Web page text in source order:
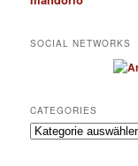
SOCIAL NETWORKS
CATEGORIES
Categories